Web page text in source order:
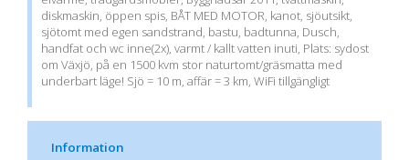
diskmaskin, öppen spis, BÅT MED MOTOR, kanot, sjöutsikt,
sjötomt med egen sandstrand, bastu, badtunna, Dusch,
handfat och wc inne(2x), varmt / kallt vatten inuti, Plats: sydost
om Växjö, på en 1500 kvm stor naturtomt/gräsmatta med
underbart läge! Sjö = 10 m, affär = 3 km, WiFi tillgängligt
Information